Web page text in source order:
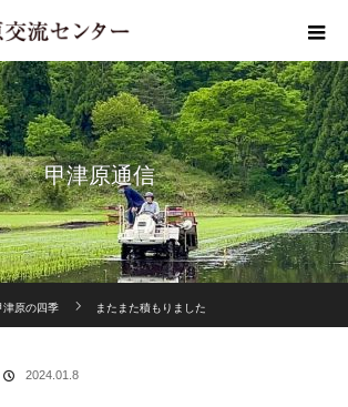
甲津原通信
津原の四季 またまた積もりました
2024.01.8